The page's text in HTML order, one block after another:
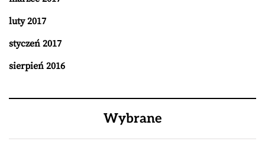
luty 2017
styczeń 2017
sierpień 2016
Wybrane